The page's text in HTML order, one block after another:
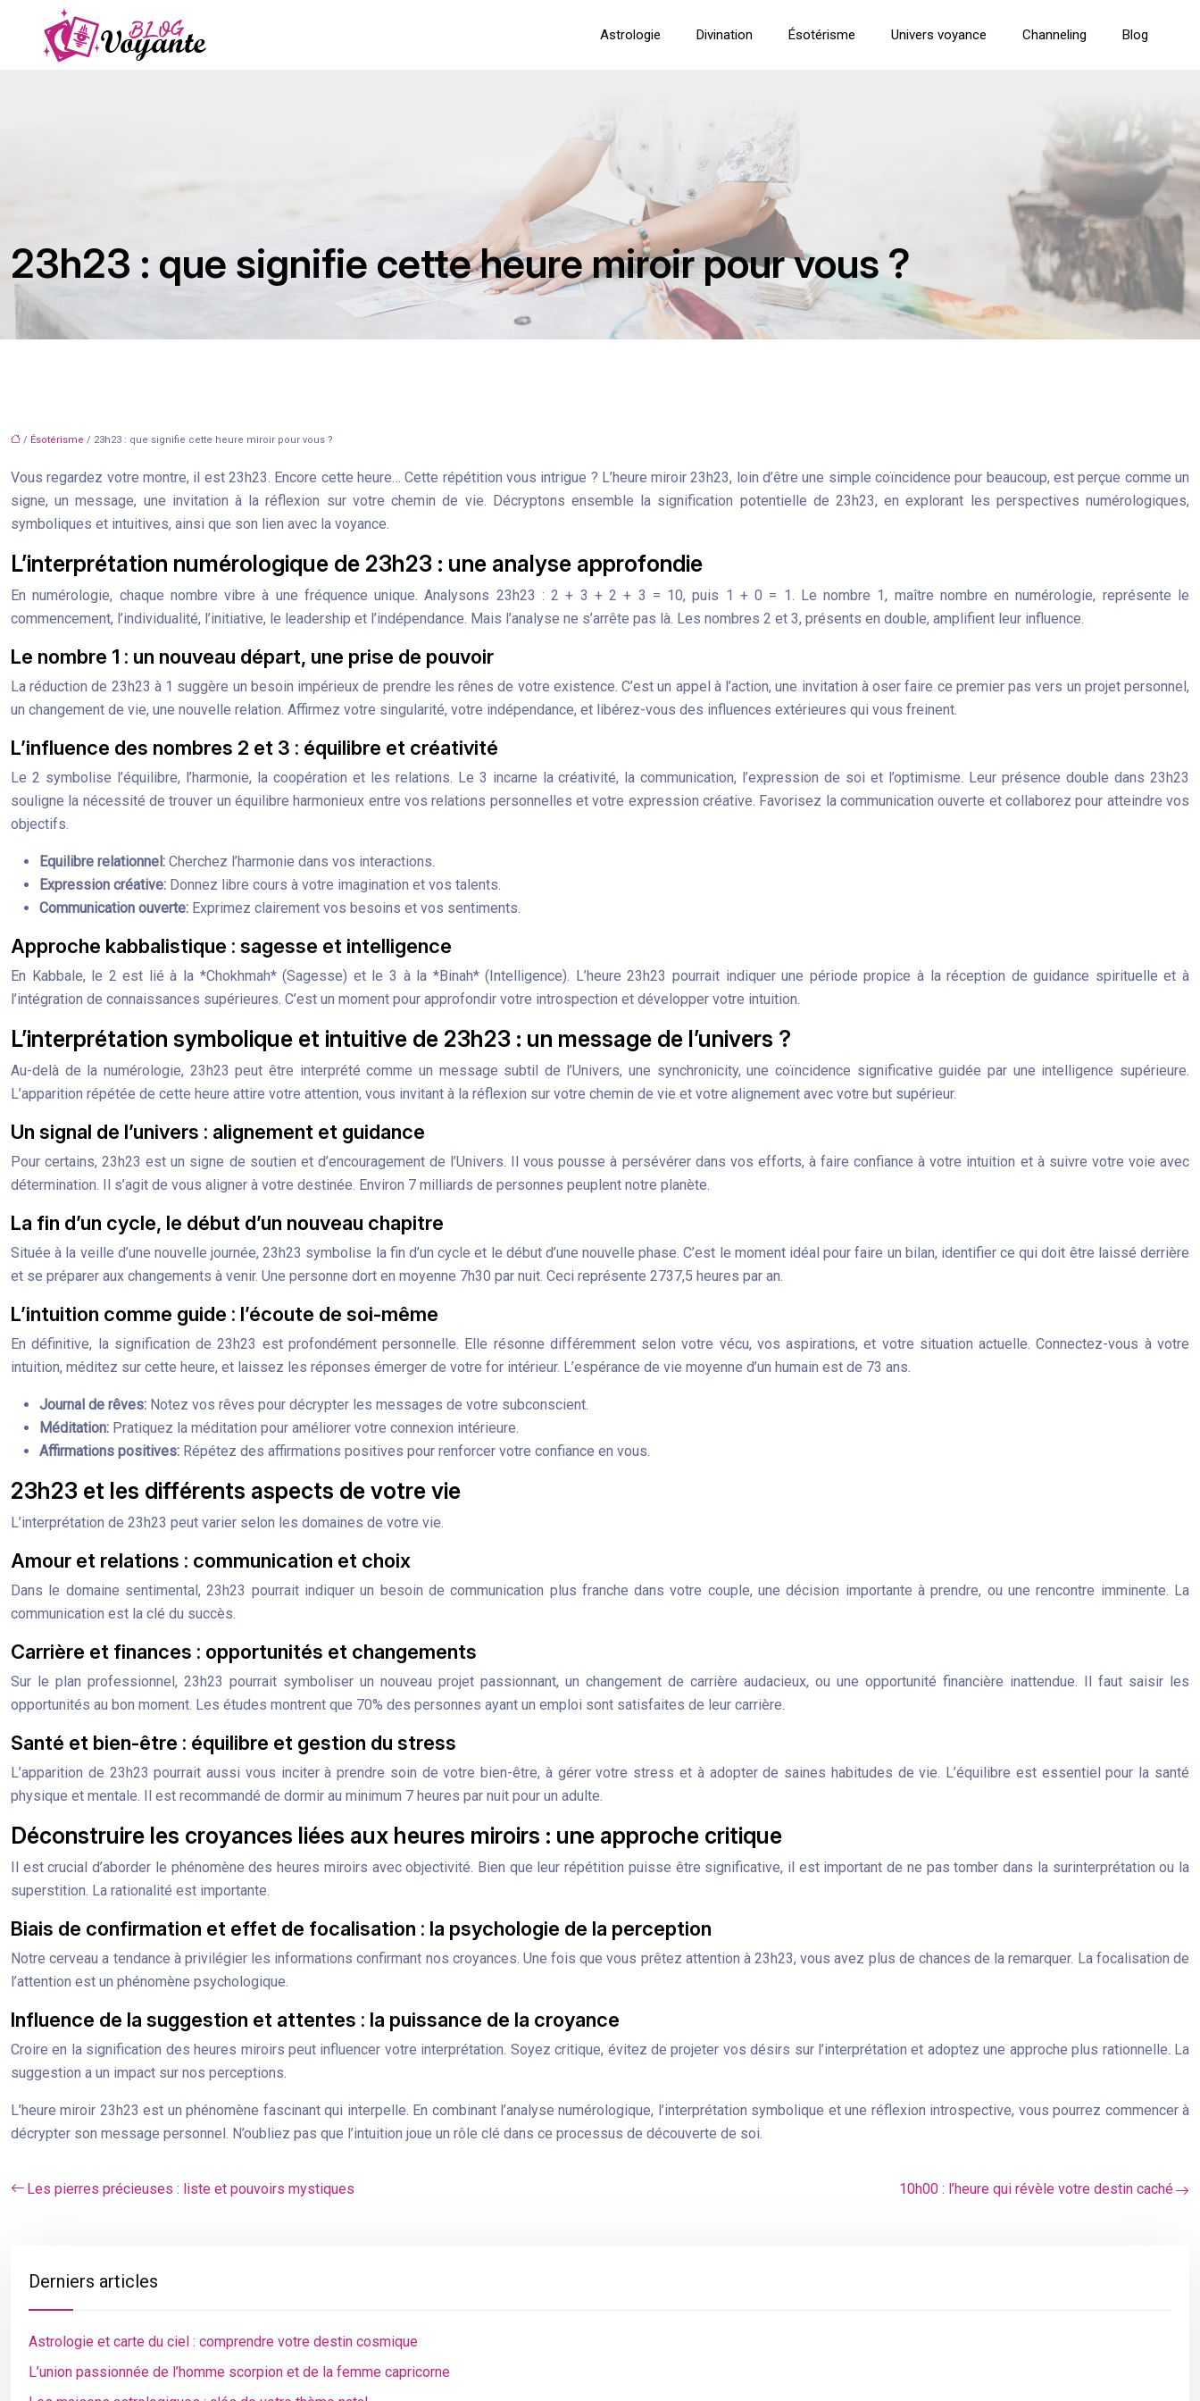
Astrologie Divination Ésotérisme Univers voyance Channeling Blog
23h23 : que signifie cette heure miroir pour vous ?
/ Ésotérisme / 23h23 : que signifie cette heure miroir pour vous ?
Vous regardez votre montre, il est 23h23. Encore cette heure… Cette répétition vous intrigue ? L’heure miroir 23h23, loin d’être une simple coïncidence pour beaucoup, est perçue comme un
signe, un message, une invitation à la réflexion sur votre chemin de vie. Décryptons ensemble la signification potentielle de 23h23, en explorant les perspectives numérologiques,
symboliques et intuitives, ainsi que son lien avec la voyance.
L’interprétation numérologique de 23h23 : une analyse approfondie
En numérologie, chaque nombre vibre à une fréquence unique. Analysons 23h23 : 2 + 3 + 2 + 3 = 10, puis 1 + 0 = 1. Le nombre 1, maître nombre en numérologie, représente le
commencement, l’individualité, l’initiative, le leadership et l’indépendance. Mais l’analyse ne s’arrête pas là. Les nombres 2 et 3, présents en double, amplifient leur influence.
Le nombre 1 : un nouveau départ, une prise de pouvoir
La réduction de 23h23 à 1 suggère un besoin impérieux de prendre les rênes de votre existence. C’est un appel à l’action, une invitation à oser faire ce premier pas vers un projet personnel,
un changement de vie, une nouvelle relation. Affirmez votre singularité, votre indépendance, et libérez-vous des influences extérieures qui vous freinent.
L’influence des nombres 2 et 3 : équilibre et créativité
Le 2 symbolise l’équilibre, l’harmonie, la coopération et les relations. Le 3 incarne la créativité, la communication, l’expression de soi et l’optimisme. Leur présence double dans 23h23
souligne la nécessité de trouver un équilibre harmonieux entre vos relations personnelles et votre expression créative. Favorisez la communication ouverte et collaborez pour atteindre vos
objectifs.
Equilibre relationnel: Cherchez l’harmonie dans vos interactions.
Expression créative: Donnez libre cours à votre imagination et vos talents.
Communication ouverte: Exprimez clairement vos besoins et vos sentiments.
Approche kabbalistique : sagesse et intelligence
En Kabbale, le 2 est lié à la *Chokhmah* (Sagesse) et le 3 à la *Binah* (Intelligence). L’heure 23h23 pourrait indiquer une période propice à la réception de guidance spirituelle et à
l’intégration de connaissances supérieures. C’est un moment pour approfondir votre introspection et développer votre intuition.
L’interprétation symbolique et intuitive de 23h23 : un message de l’univers ?
Au-delà de la numérologie, 23h23 peut être interprété comme un message subtil de l’Univers, une synchronicity, une coïncidence significative guidée par une intelligence supérieure.
L’apparition répétée de cette heure attire votre attention, vous invitant à la réflexion sur votre chemin de vie et votre alignement avec votre but supérieur.
Un signal de l’univers : alignement et guidance
Pour certains, 23h23 est un signe de soutien et d’encouragement de l’Univers. Il vous pousse à persévérer dans vos efforts, à faire confiance à votre intuition et à suivre votre voie avec
détermination. Il s’agit de vous aligner à votre destinée. Environ 7 milliards de personnes peuplent notre planète.
La fin d’un cycle, le début d’un nouveau chapitre
Située à la veille d’une nouvelle journée, 23h23 symbolise la fin d’un cycle et le début d’une nouvelle phase. C’est le moment idéal pour faire un bilan, identifier ce qui doit être laissé derrière
et se préparer aux changements à venir. Une personne dort en moyenne 7h30 par nuit. Ceci représente 2737,5 heures par an.
L’intuition comme guide : l’écoute de soi-même
En définitive, la signification de 23h23 est profondément personnelle. Elle résonne différemment selon votre vécu, vos aspirations, et votre situation actuelle. Connectez-vous à votre
intuition, méditez sur cette heure, et laissez les réponses émerger de votre for intérieur. L’espérance de vie moyenne d’un humain est de 73 ans.
Journal de rêves: Notez vos rêves pour décrypter les messages de votre subconscient.
Méditation: Pratiquez la méditation pour améliorer votre connexion intérieure.
Affirmations positives: Répétez des affirmations positives pour renforcer votre confiance en vous.
23h23 et les différents aspects de votre vie
L’interprétation de 23h23 peut varier selon les domaines de votre vie.
Amour et relations : communication et choix
Dans le domaine sentimental, 23h23 pourrait indiquer un besoin de communication plus franche dans votre couple, une décision importante à prendre, ou une rencontre imminente. La
communication est la clé du succès.
Carrière et finances : opportunités et changements
Sur le plan professionnel, 23h23 pourrait symboliser un nouveau projet passionnant, un changement de carrière audacieux, ou une opportunité financière inattendue. Il faut saisir les
opportunités au bon moment. Les études montrent que 70% des personnes ayant un emploi sont satisfaites de leur carrière.
Santé et bien-être : équilibre et gestion du stress
L’apparition de 23h23 pourrait aussi vous inciter à prendre soin de votre bien-être, à gérer votre stress et à adopter de saines habitudes de vie. L’équilibre est essentiel pour la santé
physique et mentale. Il est recommandé de dormir au minimum 7 heures par nuit pour un adulte.
Déconstruire les croyances liées aux heures miroirs : une approche critique
Il est crucial d’aborder le phénomène des heures miroirs avec objectivité. Bien que leur répétition puisse être significative, il est important de ne pas tomber dans la surinterprétation ou la
superstition. La rationalité est importante.
Biais de confirmation et effet de focalisation : la psychologie de la perception
Notre cerveau a tendance à privilégier les informations confirmant nos croyances. Une fois que vous prêtez attention à 23h23, vous avez plus de chances de la remarquer. La focalisation de
l’attention est un phénomène psychologique.
Influence de la suggestion et attentes : la puissance de la croyance
Croire en la signification des heures miroirs peut influencer votre interprétation. Soyez critique, évitez de projeter vos désirs sur l’interprétation et adoptez une approche plus rationnelle. La
suggestion a un impact sur nos perceptions.
L’heure miroir 23h23 est un phénomène fascinant qui interpelle. En combinant l’analyse numérologique, l’interprétation symbolique et une réflexion introspective, vous pourrez commencer à
décrypter son message personnel. N’oubliez pas que l’intuition joue un rôle clé dans ce processus de découverte de soi.
Les pierres précieuses : liste et pouvoirs mystiques 10h00 : l’heure qui révèle votre destin caché
Derniers articles
Astrologie et carte du ciel : comprendre votre destin cosmique
L’union passionnée de l’homme scorpion et de la femme capricorne